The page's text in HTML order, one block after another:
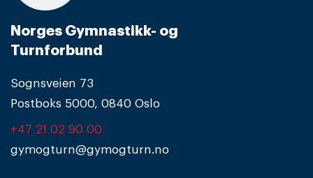
Norges Gymnastikk- og
Turnforbund
Sognsveien 73
Postboks 5000, 0840 Oslo
+47 21 02 90 00
gymogturn@gymogturn.no